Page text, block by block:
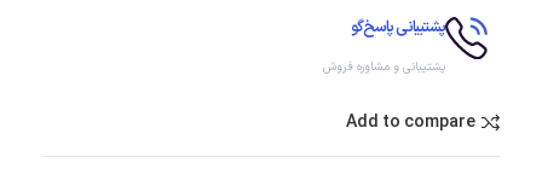
پشتیبانی پاسخ‌گو
پشتیبانی و مشاوره فروش
Add to compare